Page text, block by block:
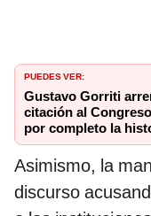
PUEDES VER:
Gustavo Gorriti
citación al
por completo la
Asimismo, la
discurso